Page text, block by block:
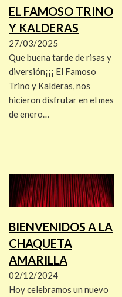
EL FAMOSO TRINO
Y KALDERAS
27/03/2025
Que buena tarde de risas y
diversión¡¡¡ El Famoso
Trino y Kalderas, nos
hicieron disfrutar en el mes
de enero…
BIENVENIDOS A LA
CHAQUETA
AMARILLA
02/12/2024
Hoy celebramos un nuevo